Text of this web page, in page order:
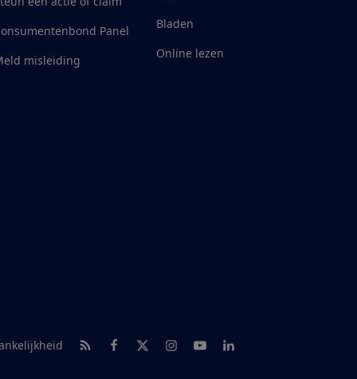
Panel
misleiding
Bladen
Online lezen
RSS-feed nieuws
Facebook
TwitterInstagram
YoutubeLinkedIn